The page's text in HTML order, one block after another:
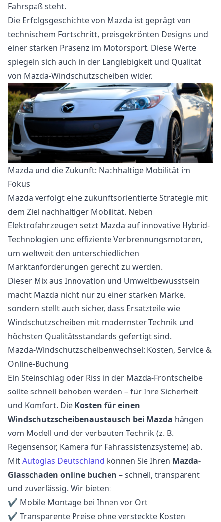
Fahrspaß steht.
Die Erfolgsgeschichte von Mazda ist geprägt von
technischem Fortschritt, preisgekrönten Designs und
einer starken Präsenz im Motorsport. Diese Werte
spiegeln sich auch in der Langlebigkeit und Qualität
von Mazda-Windschutzscheiben wider.
Mazda und die Zukunft: Nachhaltige Mobilität im
Fokus
Mazda verfolgt eine zukunftsorientierte Strategie mit
dem Ziel nachhaltiger Mobilität. Neben
Elektrofahrzeugen setzt Mazda auf innovative Hybrid-
Technologien und effiziente Verbrennungsmotoren,
um weltweit den unterschiedlichen
Marktanforderungen gerecht zu werden.
Dieser Mix aus Innovation und Umweltbewusstsein
macht Mazda nicht nur zu einer starken Marke,
sondern stellt auch sicher, dass Ersatzteile wie
Windschutzscheiben mit modernster Technik und
höchsten Qualitätsstandards gefertigt sind.
Mazda-Windschutzscheibenwechsel: Kosten, Service &
Online-Buchung
Ein Steinschlag oder Riss in der Mazda-Frontscheibe
sollte schnell behoben werden – für Ihre Sicherheit
und Komfort. Die Kosten für einen
Windschutzscheibenaustausch bei Mazda hängen
vom Modell und der verbauten Technik (z. B.
Regensensor, Kamera für Fahrassistenzsysteme) ab.
MitAutoglas Deutschland können Sie Ihren Mazda-
Glasschaden online buchen – schnell, transparent
und zuverlässig. Wir bieten:
✔ Mobile Montage bei Ihnen vor Ort
✔ Transparente Preise ohne versteckte Kosten